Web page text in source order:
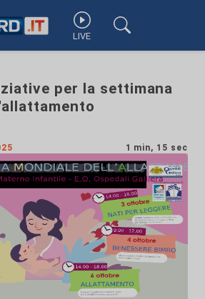
LIVE
per la settimana
1 min, 15 sec